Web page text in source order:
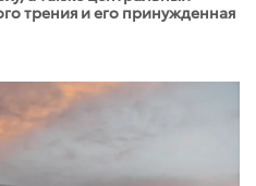
трения и его принужденная